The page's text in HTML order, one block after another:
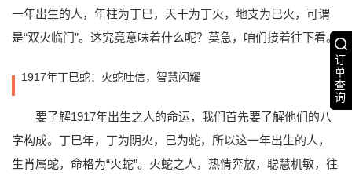
订
单
查
询
一年出生的人，年柱为丁巳，天干为丁火，地支为巳火，可谓
是“双火临门”。这究竟意味着什么呢？莫急，咱们接着往下看。
1917年丁巳蛇：火蛇吐信，智慧闪耀
要了解1917年出生之人的命运，我们首先要了解他们的八
字构成。丁巳年，丁为阴火，巳为蛇，所以这一年出生的人，
生肖属蛇，命格为“火蛇”。火蛇之人，热情奔放，聪慧机敏，往